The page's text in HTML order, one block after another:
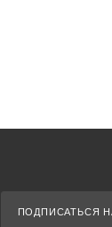
ПОДПИСАТЬСЯ